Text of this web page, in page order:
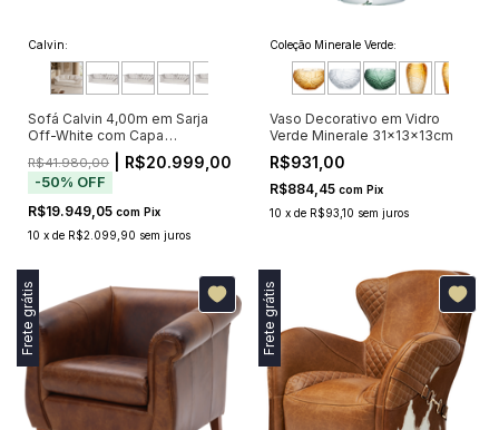
Calvin:
Sofá Calvin 4,00m em Sarja
Off-White com Capa
Removível e 9 Almofadas
R$41.980,00 | R$20.999,00
-50% OFF
R$19.949,05 com Pix
10 x de R$2.099,90 sem juros
Coleção Minerale Verde:
Vaso Decorativo em Vidro
Verde Minerale 31x13x13cm
R$931,00
R$884,45 com Pix
10 x de R$93,10 sem juros
Frete grátis Frete grátis